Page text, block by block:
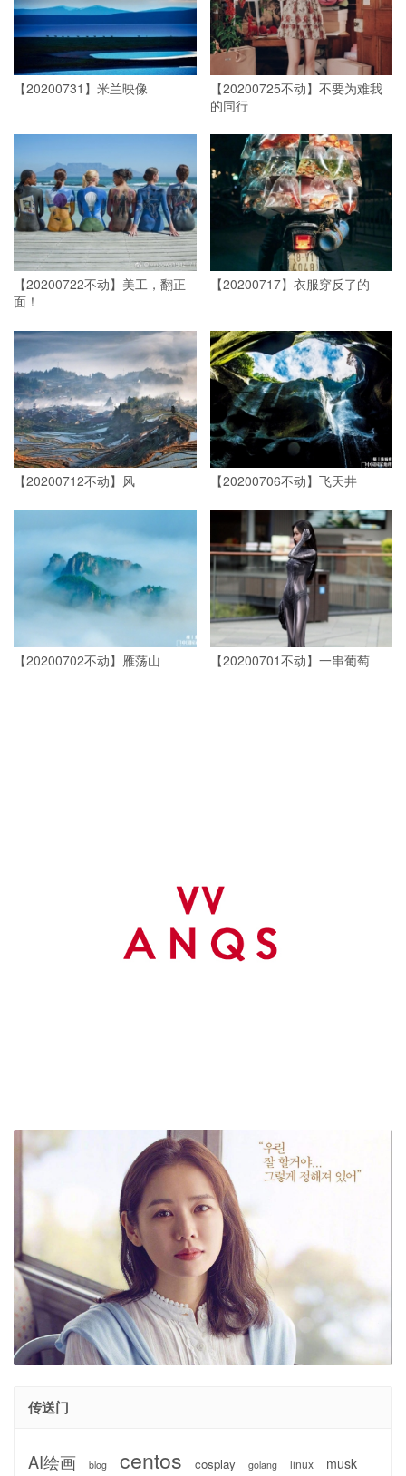
【20200731】米兰映像 ​​​​
【20200725不动】不要为难我
的同行
【20200722不动】美工，翻正
面！
【20200717】衣服穿反了的
【20200712不动】风 【20200706不动】飞天井
【20200702不动】雁荡山 【20200701不动】一串葡萄
传送门
AI绘画 blog centos cosplay golang linux musk